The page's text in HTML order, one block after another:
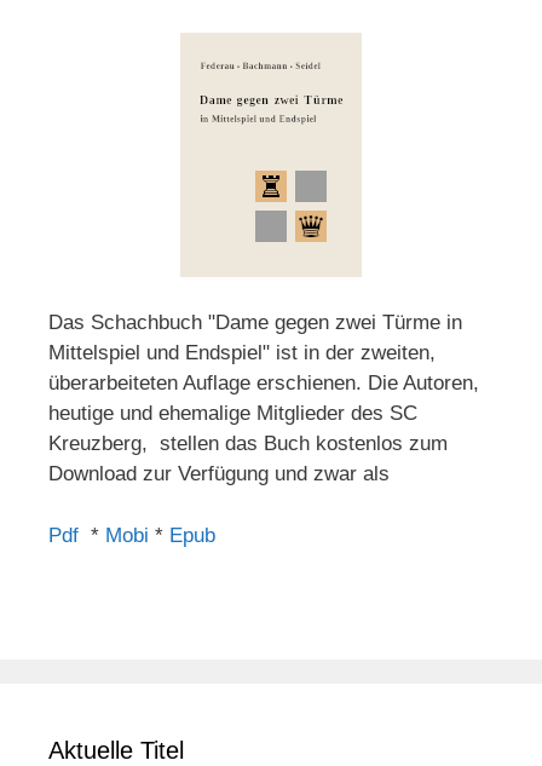
Das Schachbuch "Dame gegen zwei Türme in
Mittelspiel und Endspiel" ist in der zweiten,
überarbeiteten Auflage erschienen. Die Autoren,
heutige und ehemalige Mitglieder des SC
Kreuzberg, stellen das Buch kostenlos zum
Download zur Verfügung und zwar als
Pdf * Mobi * Epub
Aktuelle Titel